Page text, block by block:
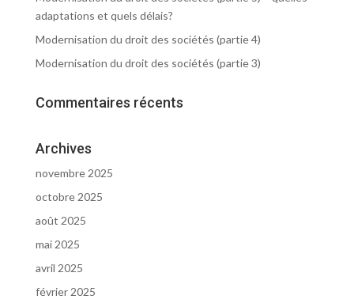
adaptations et quels délais?
Modernisation du droit des sociétés (partie 4)
Modernisation du droit des sociétés (partie 3)
Commentaires récents
Archives
novembre 2025
octobre 2025
août 2025
mai 2025
avril 2025
février 2025